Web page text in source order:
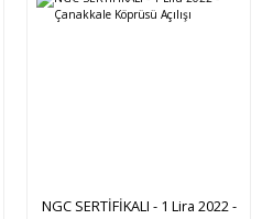
NGC SERTİFİKALI - 1 Lira 2022 -